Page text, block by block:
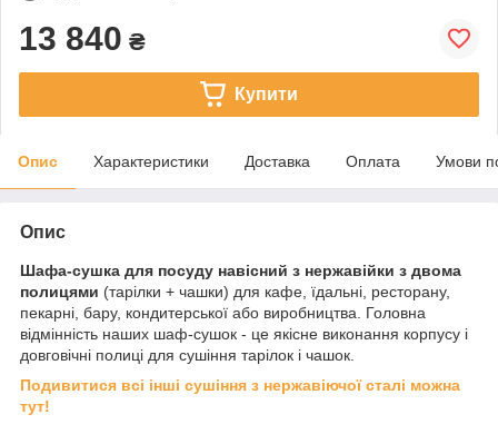
13 840 ₴
Купити
Опис Характеристики Доставка Оплата Умови
Опис
Шафа-сушка для посуду навісний з нержавійки з двома
полицями (тарілки + чашки) для кафе, їдальні, ресторану,
пекарні, бару, кондитерської або виробництва. Головна
відмінність наших шаф-сушок - це якісне виконання корпусу і
довговічні полиці для сушіння тарілок і чашок.
Подивитися всі інші сушіння з нержавіючої сталі можна
тут!